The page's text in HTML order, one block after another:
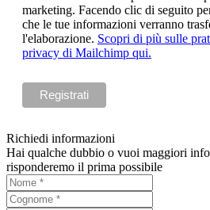
marketing. Facendo clic di seguito
che le tue informazioni verranno
l'elaborazione. Scopri di più sulle
privacy di Mailchimp qui.
Richiedi informazioni
Hai qualche dubbio o vuoi maggiori
risponderemo il prima possibile